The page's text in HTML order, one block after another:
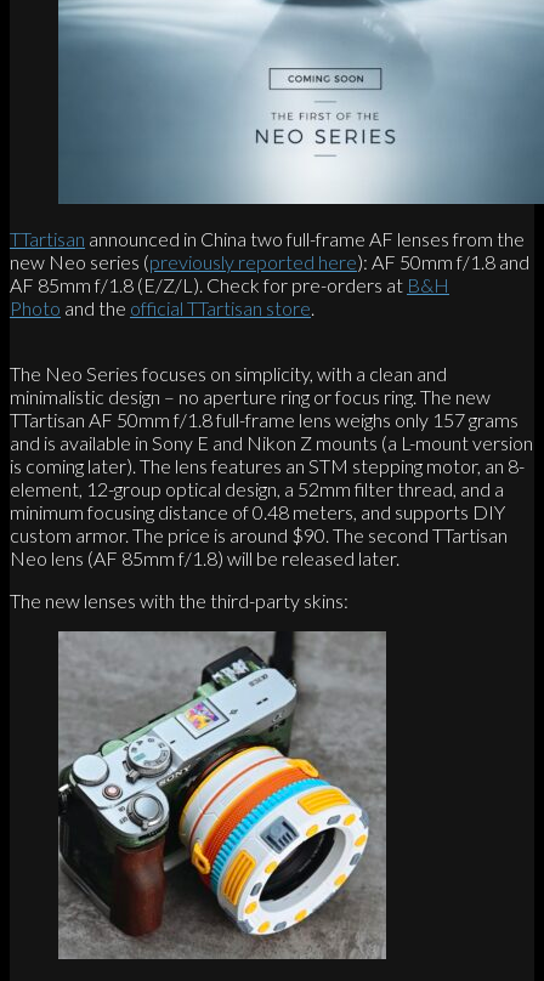
TTartisan announced in China two full-frame AF lenses from the
new Neo series (previously reported here): AF 50mm f/1.8 and
AF 85mm f/1.8 (E/Z/L). Check for pre-orders at B&H
Photo and the official TTartisan store.
The Neo Series focuses on simplicity, with a clean and
minimalistic design – no aperture ring or focus ring. The new
TTartisan AF 50mm f/1.8 full-frame lens weighs only 157 grams
and is available in Sony E and Nikon Z mounts (a L-mount version
is coming later). The lens features an STM stepping motor, an 8-
element, 12-group optical design, a 52mm filter thread, and a
minimum focusing distance of 0.48 meters, and supports DIY
custom armor. The price is around $90. The second TTartisan
Neo lens (AF 85mm f/1.8) will be released later.
The new lenses with the third-party skins: